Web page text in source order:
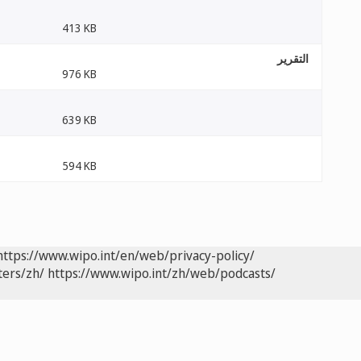
413 KB
التقرير
976 KB
639 KB
594 KB
www.wipo.int/en/web/privacy-policy/
zh/ https://www.wipo.int/zh/web/podcasts/